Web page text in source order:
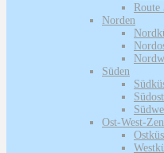
Route
Norden
Süden
Ost-West-